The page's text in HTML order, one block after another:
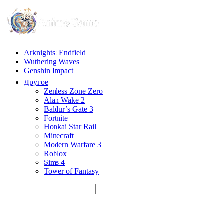
Arknights: Endfield
Wuthering Waves
Genshin Impact
Другое
Zenless Zone Zero
Alan Wake 2
Baldur’s Gate 3
Fortnite
Honkai Star Rail
Minecraft
Modern Warfare 3
Roblox
Sims 4
Tower of Fantasy